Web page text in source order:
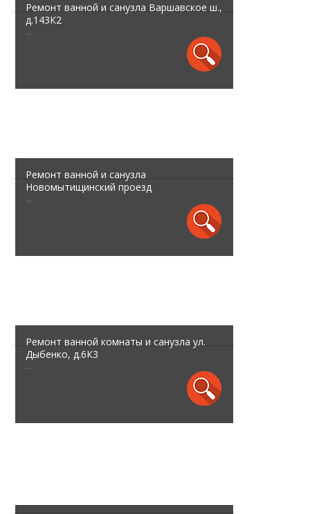
Ремонт ванной и санузла Варшавское ш.,
д.143К2
...
Ремонт ванной и санузла
Новомытищинский проезд
...
Ремонт ванной комнаты и санузла ул.
Дыбенко, д.6К3
...